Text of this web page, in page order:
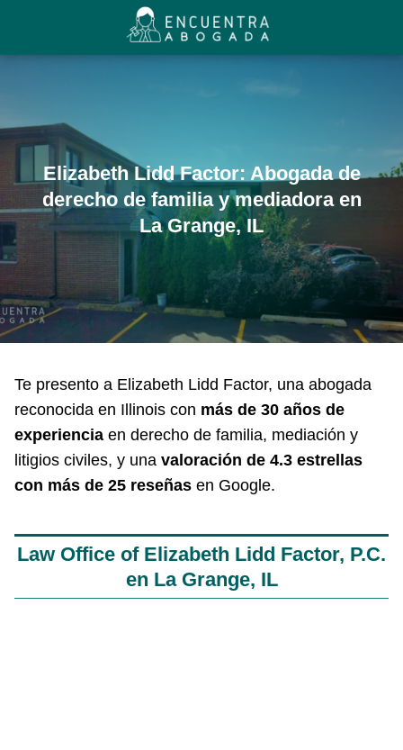
Elizabeth Lidd Factor: Abogada de
derecho de familia y mediadora en
La Grange, IL
Te presento a Elizabeth Lidd Factor, una abogada
reconocida en Illinois con más de 30 años de
experiencia en derecho de familia, mediación y
litigios civiles, y una valoración de 4.3 estrellas
con más de 25 reseñas en Google.
Law Office of Elizabeth Lidd Factor, P.C.
en La Grange, IL